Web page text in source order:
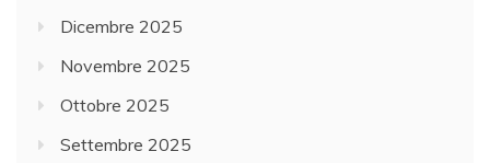
Dicembre 2025
Novembre 2025
Ottobre 2025
Settembre 2025